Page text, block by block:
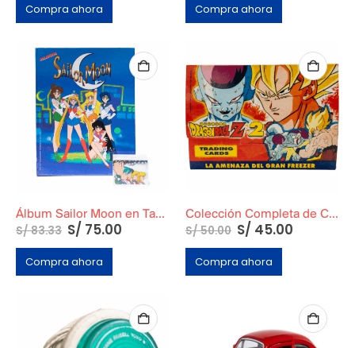
Compra ahora Compra ahora
Álbum Sailor Moon en Tapa Dura
S/83.33 S/ 75.00
Compra ahora
Colección Completa de Cards de Dragon Ball Z2: La Amenaza del Gran Freezer
S/50.00 S/ 45.00
Compra ahora